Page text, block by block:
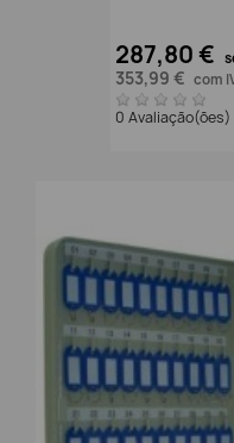
287,80 €
353,99 € com
0 Avaliação(ões)